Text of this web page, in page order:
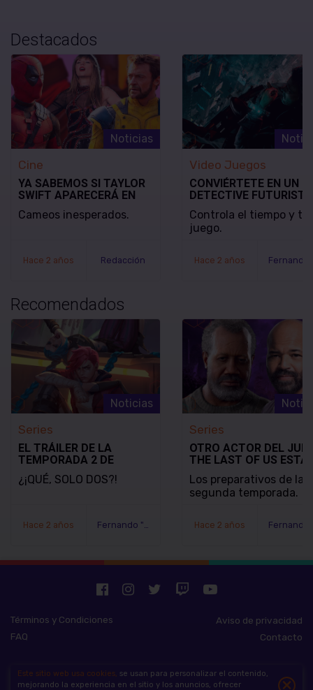
Destacados
Noticias
Cine
YA SABEMOS SI TAYLOR
SWIFT APARECERÁ EN
DEADPOOL & WOLVERINE
Cameos inesperados.
Hace 2 años Redacción
Video Juegos
CONVIÉRTETE EN UN
DETECTIVE
SE REVELA EL MODO
JUEGO Y LA FECHA DE
LANZAMIENTO DE
Controla el tiempo y tu
juego.
Hace 2 años
Recomendados
Noticias
Series
EL TRÁILER DE LA
TEMPORADA 2 DE
ARCANE DE NETFLIX
CONFIRMA QUE ES LA
¿¡QUÉ, SOLO DOS?!
Hace 2 años Fernando "Serex" Méndez
Series
OTRO ACTOR DEL
THE LAST OF US ESTÁ
RETOMANDO SU
EN EL PROGRAMA
Los preparativos de la
segunda temporada.
Hace 2 años
The Hive Gaming Company. Todos los derechos reservados 2026.
Términos y Condiciones
Aviso de privacidad
FAQ
Contacto
Este sitio web usa cookies, se usan para personalizar el contenido,
mejorando la experiencia en el sitio y los anuncios, ofrecer
×